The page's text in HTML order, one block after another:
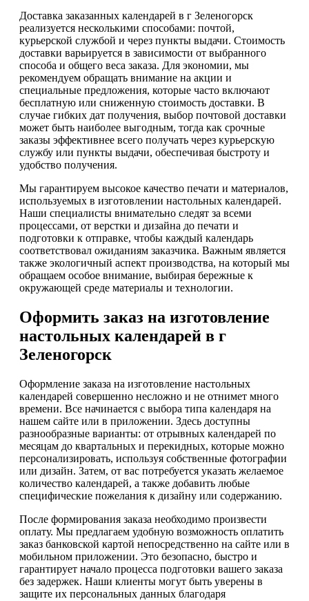
Доставка заказанных календарей в г Зеленогорск
реализуется несколькими способами: почтой,
курьерской службой и через пункты выдачи. Стоимость
доставки варьируется в зависимости от выбранного
способа и общего веса заказа. Для экономии, мы
рекомендуем обращать внимание на акции и
специальные предложения, которые часто включают
бесплатную или сниженную стоимость доставки. В
случае гибких дат получения, выбор почтовой доставки
может быть наиболее выгодным, тогда как срочные
заказы эффективнее всего получать через курьерскую
службу или пункты выдачи, обеспечивая быстроту и
удобство получения.
Мы гарантируем высокое качество печати и материалов,
используемых в изготовлении настольных календарей.
Наши специалисты внимательно следят за всеми
процессами, от верстки и дизайна до печати и
подготовки к отправке, чтобы каждый календарь
соответствовал ожиданиям заказчика. Важным является
также экологичный аспект производства, на который мы
обращаем особое внимание, выбирая бережные к
окружающей среде материалы и технологии.
Оформить заказ на изготовление
настольных календарей в г
Зеленогорск
Оформление заказа на изготовление настольных
календарей совершенно несложно и не отнимет много
времени. Все начинается с выбора типа календаря на
нашем сайте или в приложении. Здесь доступны
разнообразные варианты: от отрывных календарей по
месяцам до квартальных и перекидных, которые можно
персонализировать, используя собственные фотографии
или дизайн. Затем, от вас потребуется указать желаемое
количество календарей, а также добавить любые
специфические пожелания к дизайну или содержанию.
После формирования заказа необходимо произвести
оплату. Мы предлагаем удобную возможность оплатить
заказ банковской картой непосредственно на сайте или в
мобильном приложении. Это безопасно, быстро и
гарантирует начало процесса подготовки вашего заказа
без задержек. Наши клиенты могут быть уверены в
защите их персональных данных благодаря